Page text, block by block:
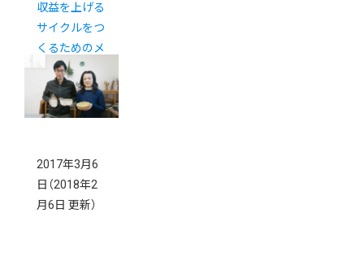
収益を上げる
サイクルをつ
くるためのメ
ディアEC「北
欧、暮らしの
道具店」
2017年3月6
日 （2018年2
月6日 更新）